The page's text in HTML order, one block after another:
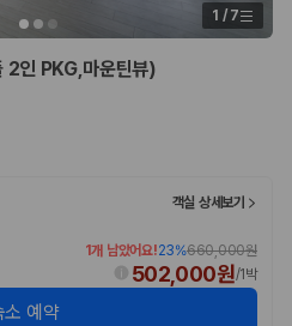
1 / 7
2인 PKG,마운틴뷰)
객실 상세보기
1개 남았어요!23%660,000원
502,000원/1박
소 예약